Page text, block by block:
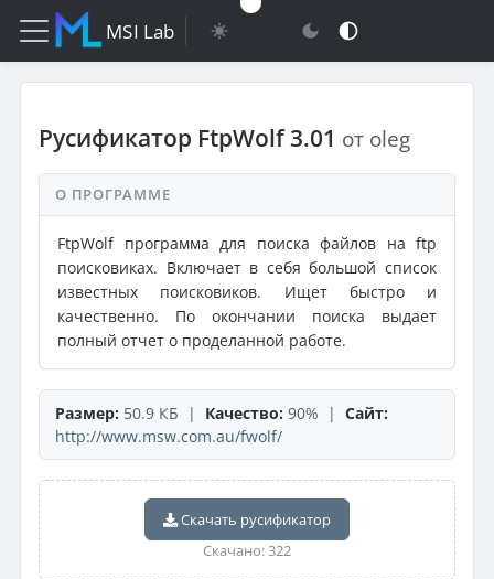
MSI Lab
Русификатор FtpWolf 3.01 от oleg
О ПРОГРАММЕ
FtpWolf программа для поиска файлов на ftp
поисковиках. Включает в себя большой список
известных поисковиков. Ищет быстро и
качественно. По окончании поиска выдает
полный отчет о проделанной работе.
Размер: 50.9 КБ | Качество: 90% | Сайт:
http://www.msw.com.au/fwolf/
Скачать русификатор
Скачано: 322